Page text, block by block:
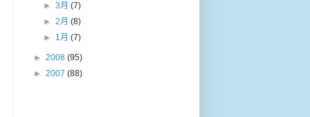
►3月(7)
►2月(8)
► 1月(7)
► 2008 (95)
► 2007 (88)